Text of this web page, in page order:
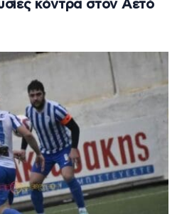
κόντρα στον Αετό